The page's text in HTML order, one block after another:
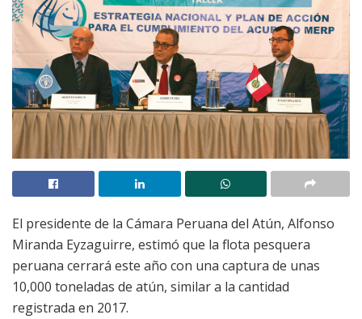
El presidente de la Cámara Peruana del Atún, Alfonso
Miranda Eyzaguirre, estimó que la flota pesquera
peruana cerrará este año con una captura de unas
10,000 toneladas de atún, similar a la cantidad
registrada en 2017.